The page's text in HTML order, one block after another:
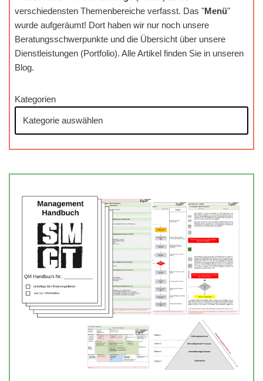
verschiedensten Themenbereiche verfasst. Das "Menü"
wurde aufgeräumt! Dort haben wir nur noch unsere
Beratungsschwerpunkte und die Übersicht über unsere
Dienstleistungen (Portfolio). Alle Artikel finden Sie in unseren
Blog.
Kategorien